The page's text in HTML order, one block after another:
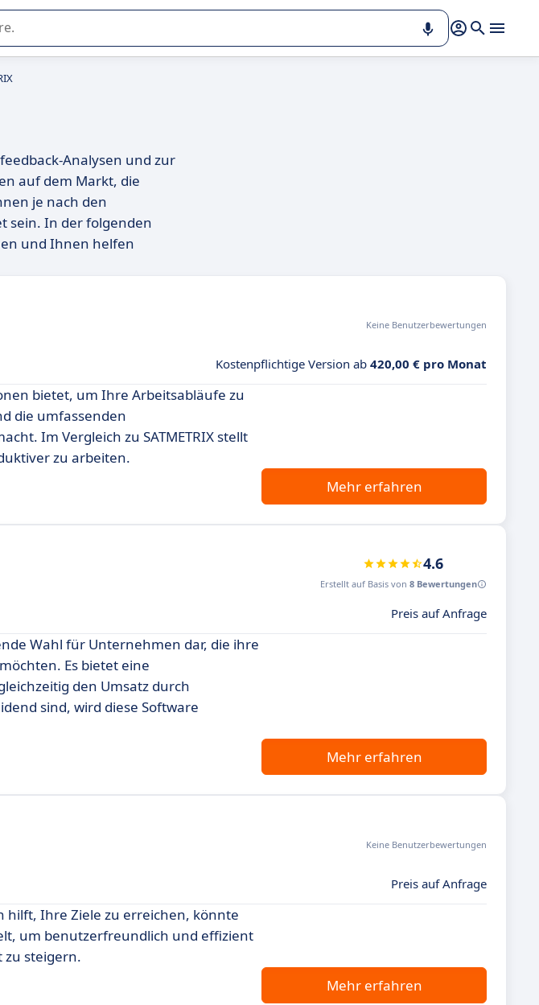
in Unternehmen.
Analysen und zur
auf dem Markt, die
je nach den
sein. In der folgenden
und Ihnen helfen
Keine Benutzerbewertungen
Kostenpflichtige Version ab 420,00 € pro Monat
bietet, um Ihre Arbeitsabläufe zu
die umfassenden
Im Vergleich zu SATMETRIX stellt
zu arbeiten.
Mehr erfahren
4.6
Erstellt auf Basis von 8 Bewertungen
Preis auf Anfrage
Wahl für Unternehmen dar, die ihre
Es bietet eine
den Umsatz durch
sind, wird diese Software
Mehr erfahren
Keine Benutzerbewertungen
Preis auf Anfrage
hilft, Ihre Ziele zu erreichen, könnte
um benutzerfreundlich und effizient
steigern.
Mehr erfahren